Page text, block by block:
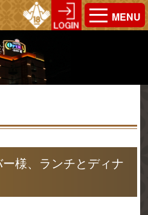
MENU
様、ランチとディナ